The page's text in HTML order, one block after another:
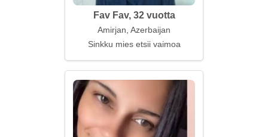
Fav Fav, 32 vuotta
Amirjan, Azerbaijan
Sinkku mies etsii vaimoa